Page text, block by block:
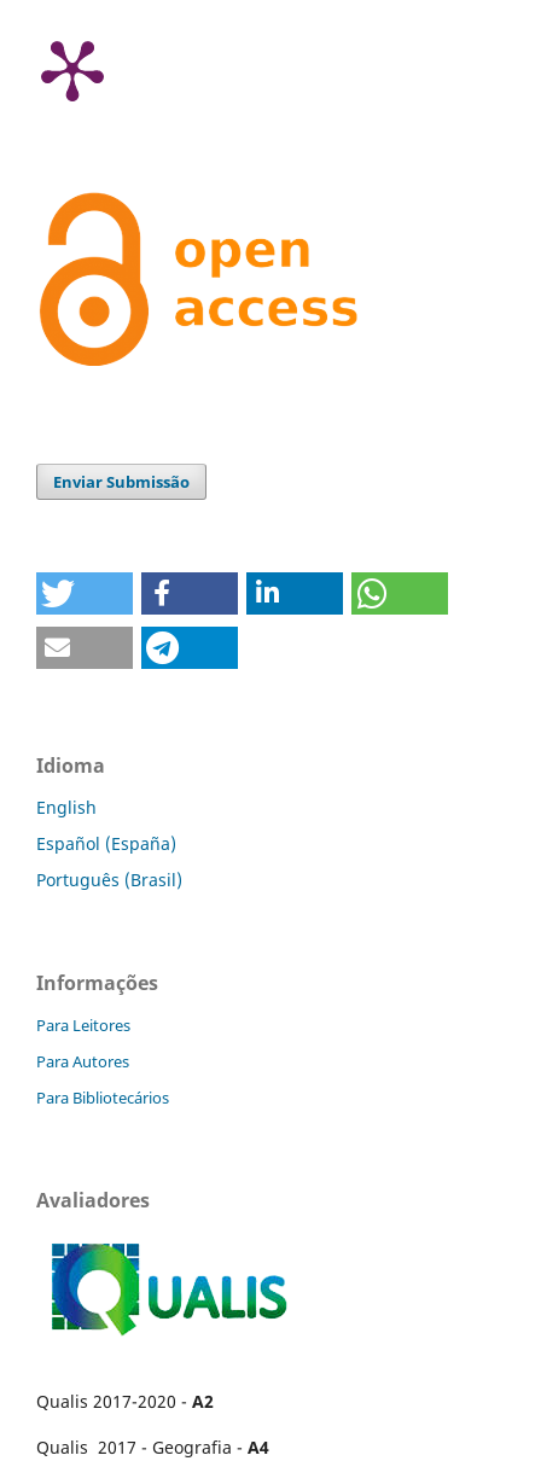
Enviar Submissão
Idioma
English
Español (España)
Português (Brasil)
Informações
Para Leitores
Para Autores
Para Bibliotecários
Avaliadores
Qualis 2017-2020 - A2
Qualis 2017 - Geografia - A4